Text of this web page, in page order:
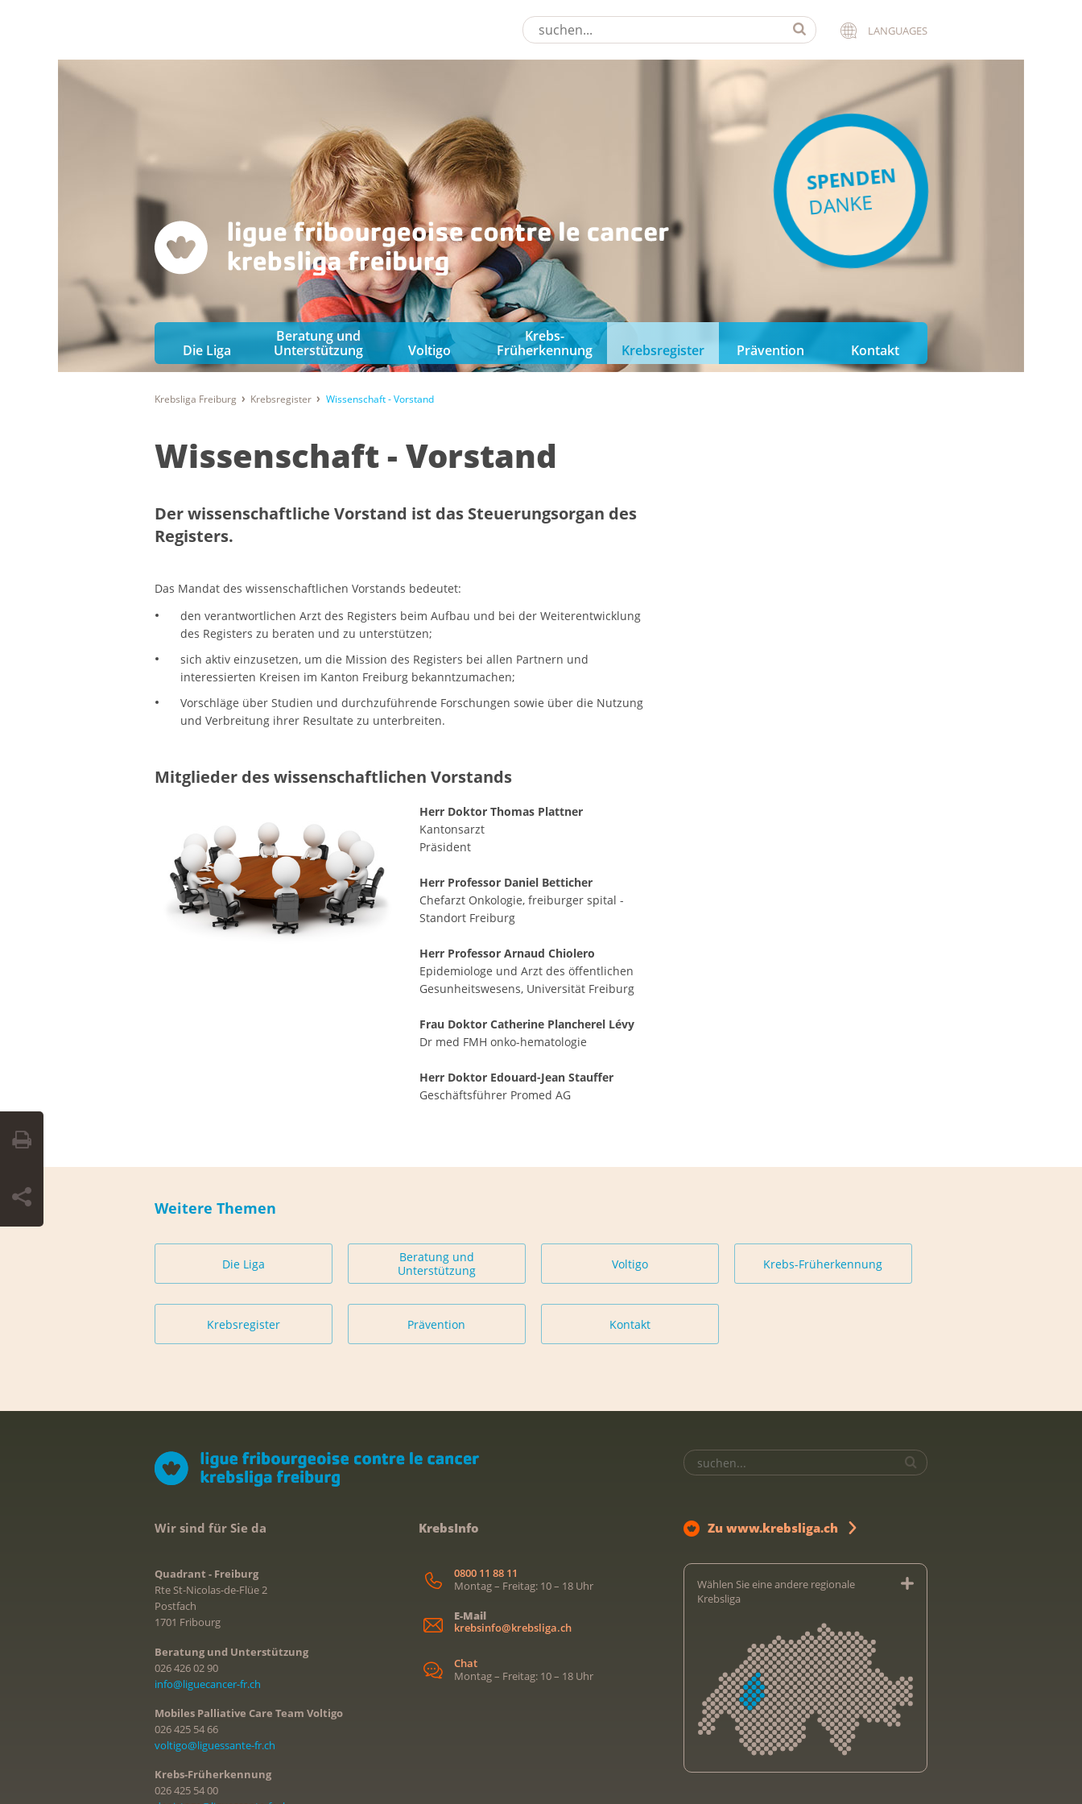
LANGUAGES
SPENDEN
DANKE
Die Liga
Beratung und
Unterstützung
Voltigo
Krebs-
Früherkennung
Krebsregister Prävention Kontakt
Krebsliga Freiburg Krebsregister Wissenschaft - Vorstand
Wissenschaft - Vorstand
Der wissenschaftliche Vorstand ist das Steuerungsorgan des
Registers.
Das Mandat des wissenschaftlichen Vorstands bedeutet:
den verantwortlichen Arzt des Registers beim Aufbau und bei der Weiterentwicklung
des Registers zu beraten und zu unterstützen;
sich aktiv einzusetzen, um die Mission des Registers bei allen Partnern und
interessierten Kreisen im Kanton Freiburg bekanntzumachen;
Vorschläge über Studien und durchzuführende Forschungen sowie über die Nutzung
und Verbreitung ihrer Resultate zu unterbreiten.
Mitglieder des wissenschaftlichen Vorstands
Herr Doktor Thomas Plattner
Kantonsarzt
Präsident
Herr Professor Daniel Betticher
Chefarzt Onkologie, freiburger spital -
Standort Freiburg
Herr Professor Arnaud Chiolero
Epidemiologe und Arzt des öffentlichen
Gesunheitswesens, Universität Freiburg
Frau Doktor Catherine Plancherel Lévy
Dr med FMH onko-hematologie
Herr Doktor Edouard-Jean Stauffer
Geschäftsführer Promed AG
Weitere Themen
Die Liga
Beratung und
Unterstützung
Voltigo Krebs-Früherkennung
Krebsregister Prävention Kontakt
Wir sind für Sie da
Quadrant - Freiburg
Rte St-Nicolas-de-Flüe 2
Postfach
1701 Fribourg
Beratung und Unterstützung
026 426 02 90
info@liguecancer-fr.ch
Mobiles Palliative Care Team Voltigo
026 425 54 66
voltigo@liguessante-fr.ch
Krebs-Früherkennung
026 425 54 00
KrebsInfo
0800 11 88 11
Montag – Freitag: 10 – 18 Uhr
E-Mail
krebsinfo@krebsliga.ch
Chat
Montag – Freitag: 10 – 18 Uhr
Zu www.krebsliga.ch
Wählen Sie eine andere regionale
Krebsliga